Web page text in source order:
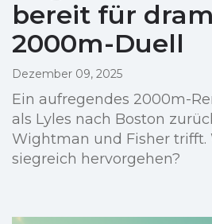
bereit für
2000m-Duell
Dezember 09, 2025
Ein aufregendes 2000m-
als Lyles nach Boston
Wightman und Fisher trifft.
siegreich hervorgehen?